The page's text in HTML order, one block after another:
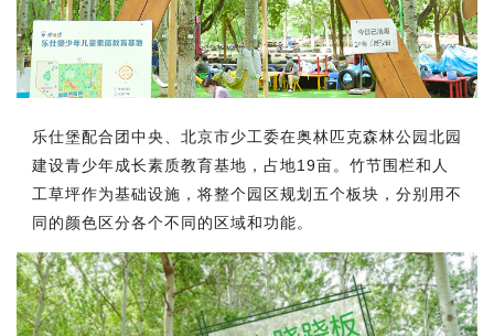
乐仕堡配合团中央、北京市少工委在奥林匹克森林公园北园
建设青少年成长素质教育基地，占地19亩。竹节围栏和人
工草坪作为基础设施，将整个园区规划五个板块，分别用不
同的颜色区分各个不同的区域和功能。